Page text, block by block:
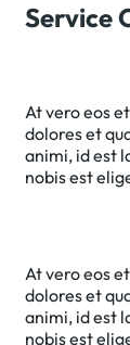
Service
At vero eos
dolores et
animi, id est
nobis est
At vero eos
dolores et
animi, id est
nobis est